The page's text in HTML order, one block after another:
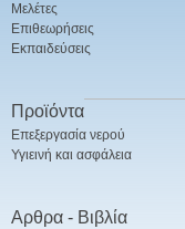
Μελέτες
Επιθεωρήσεις
Εκπαιδεύσεις
Προϊόντα
Επεξεργασία νερού
Υγιεινή και ασφάλεια
Αρθρα - Βιβλία